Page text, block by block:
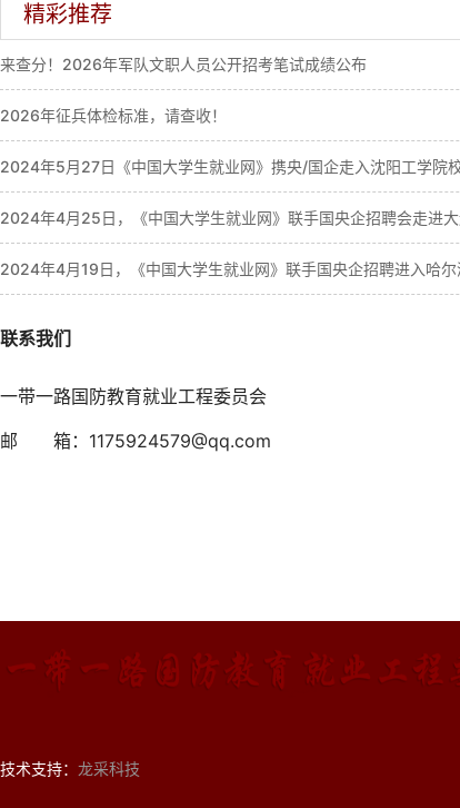
精彩推荐
来查分！2026年军队文职人员公开招考笔试成绩公布
2026年征兵体检标准，请查收！
2024年5月27日《中国大学生就业网》携央/国企走入沈阳工学院
2024年4月25日，《中国大学生就业网》联手国央企招聘会走进大
2024年4月19日，《中国大学生就业网》联手国央企招聘进入哈
联系我们
一带一路国防教育就业工程委员会
邮 箱：1175924579@qq.com
技术支持： 龙采科技